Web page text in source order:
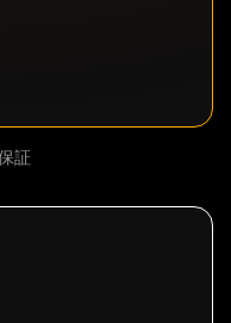
証